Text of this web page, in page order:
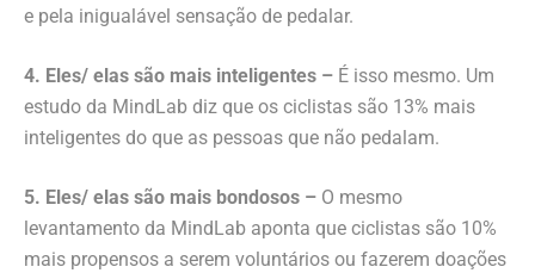
e pela inigualável sensação de pedalar.
4. Eles/ elas são mais inteligentes – É isso mesmo. Um
estudo da MindLab diz que os ciclistas são 13% mais
inteligentes do que as pessoas que não pedalam.
5. Eles/ elas são mais bondosos – O mesmo
levantamento da MindLab aponta que ciclistas são 10%
mais propensos a serem voluntários ou fazerem doações